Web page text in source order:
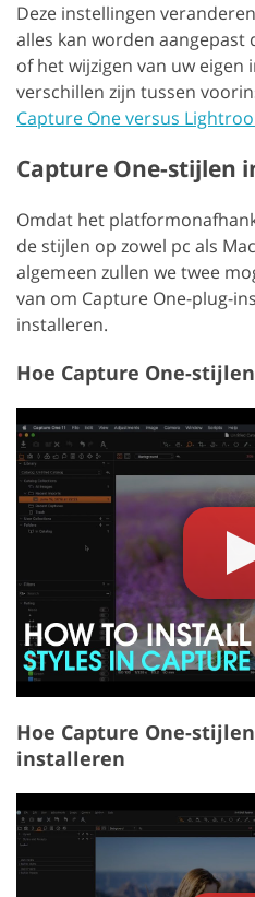
Deze instellingen
alles kan worden
of het wijzigen van uw eigen
verschillen zijn tussen
Capture One versus
Capture One-stijlen
Omdat het
de stijlen op zowel pc als
algemeen zullen we twee
van om Capture One-plug-
installeren.
Hoe Capture One-
Hoe Capture One-
installeren